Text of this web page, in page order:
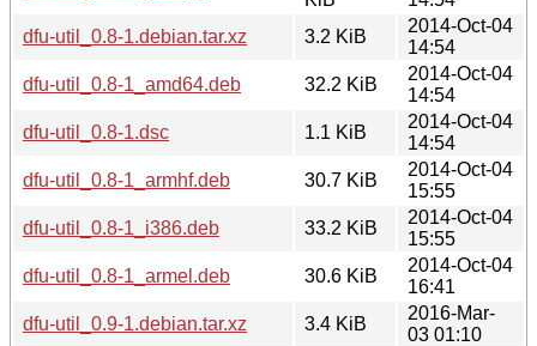
dfu-util_0.8-1.debian.tar.xz
3.2 KiB
2014-Oct-04
14:54
dfu-util_0.8-1_amd64.deb
32.2 KiB
2014-Oct-04
14:54
dfu-util_0.8-1.dsc
1.1 KiB
2014-Oct-04
14:54
dfu-util_0.8-1_armhf.deb
30.7 KiB
2014-Oct-04
15:55
dfu-util_0.8-1_i386.deb
33.2 KiB
2014-Oct-04
15:55
dfu-util_0.8-1_armel.deb
30.6 KiB
2014-Oct-04
16:41
dfu-util_0.9-1.debian.tar.xz
3.4 KiB
2016-Mar-
03 01:10